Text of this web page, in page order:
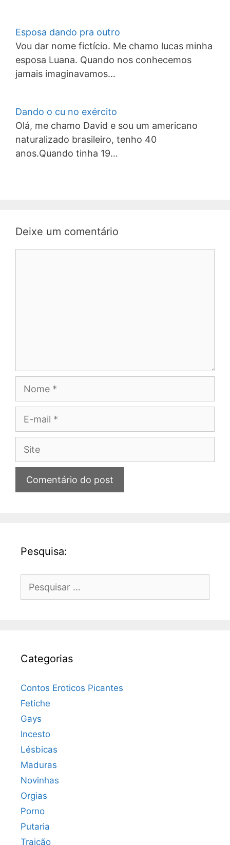
Esposa dando pra outro
Vou dar nome fictício. Me chamo lucas minha
esposa Luana. Quando nos conhecemos
jamais imaginavamos…
Dando o cu no exército
Olá, me chamo David e sou um americano
naturalizado brasileiro, tenho 40
anos.Quando tinha 19…
Deixe um comentário
Site
Pesquisa:
por:
Categorias
Contos Eroticos Picantes
Fetiche
Gays
Incesto
Lésbicas
Maduras
Novinhas
Orgias
Porno
Putaria
Traição